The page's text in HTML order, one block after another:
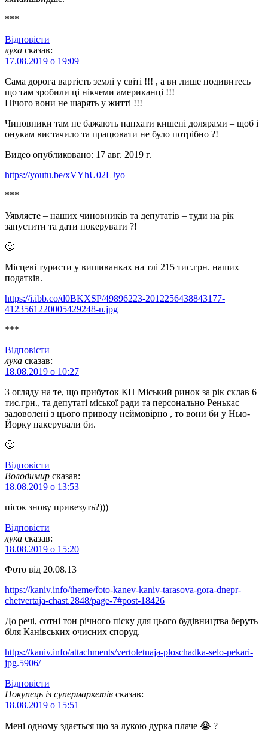
***
Відповіcти
лука сказав:
17.08.2019 о 19:09
Сама дорога вартість землі у світі !!! , а ви лише подивитесь
що там зробили ці нікчеми американці !!!
Нічого вони не шарять у житті !!!
Чиновники там не бажають напхати кишені долярами – щоб і
онукам вистачило та працювати не було потрібно ?!
Видео опубликовано: 17 авг. 2019 г.
https://youtu.be/xVYhU02LJyo
***
Уявляєте – наших чиновників та депутатів – туди на рік
запустити та дати покерувати ?!
🙂
Місцеві туристи у вишиванках на тлі 215 тис.грн. наших
податків.
https://i.ibb.co/d0BKXSP/49896223-2012256438843177-
4123561220005429248-n.jpg
***
Відповіcти
лука сказав:
18.08.2019 о 10:27
З огляду на те, що прибуток КП Міський ринок за рік склав 6
тис.грн., та депутаті міської ради та персонально Ренькас –
задоволені з цього приводу неймовірно , то вони би у Нью-
Йорку накерували би.
🙂
Відповіcти
Володимир сказав:
18.08.2019 о 13:53
пісок знову привезуть?)))
Відповіcти
лука сказав:
18.08.2019 о 15:20
Фото від 20.08.13
https://kaniv.info/theme/foto-kanev-kaniv-tarasova-gora-dnepr-
chetvertaja-chast.2848/page-7#post-18426
До речі, сотні тон річного піску для цього будівництва беруть
біля Канівських очисних споруд.
https://kaniv.info/attachments/vertoletnaja-ploschadka-selo-pekari-
jpg.5906/
Відповіcти
Покупець із супермаркетів сказав:
18.08.2019 о 15:51
Мені одному здається що за лукою дурка плаче 😭 ?